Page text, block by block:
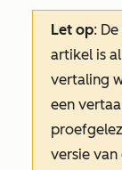
Let op:
artikel is
vertaling
een
versie